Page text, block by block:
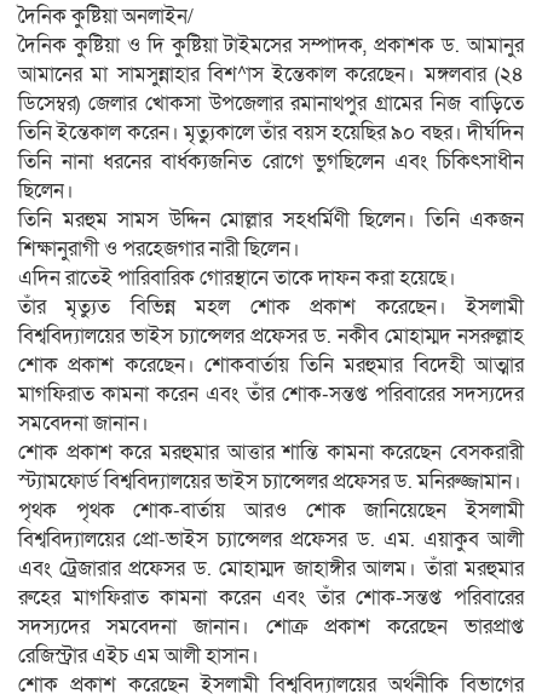
দৈনিক কুষ্টিয়া অনলাইন/
দৈনিক কুষ্টিয়া ও দি কুষ্টিয়া টাইমসের সম্পাদক, প্রকাশক ড. আমানুর
আমানের মা সামসুন্নাহার বিশ^াস ইন্তেকাল করেছেন। মঙ্গলবার (২৪
ডিসেম্বর) জেলার খোকসা উপজেলার রমানাথপুর গ্রামের নিজ বাড়িতে
তিনি ইন্তেকাল করেন। মৃত্যুকালে তাঁর বয়স হয়েছির ৯০ বছর। দীর্ঘদিন
তিনি নানা ধরনের বার্ধক্যজনিত রোগে ভুগছিলেন এবং চিকিৎসাধীন
ছিলেন।
তিনি মরহুম সামস উদ্দিন মোল্লার সহধর্মিণী ছিলেন। তিনি একজন
শিক্ষানুরাগী ও পরহেজগার নারী ছিলেন।
এদিন রাতেই পারিবারিক গোরস্থানে তাকে দাফন করা হয়েছে।
তাঁর মৃত্যুত বিভিন্ন মহল শোক প্রকাশ করেছেন। ইসলামী
বিশ্ববিদ্যালয়ের ভাইস চ্যান্সেলর প্রফেসর ড. নকীব মোহাম্মদ নসরুল্লাহ
শোক প্রকাশ করেছেন। শোকবার্তায় তিনি মরহুমার বিদেহী আত্মার
মাগফিরাত কামনা করেন এবং তাঁর শোক-সন্তপ্ত পরিবারের সদস্যদের
সমবেদনা জানান।
শোক প্রকাশ করে মরহুমার আত্তার শান্তি কামনা করেছেন বেসকরারী
স্ট্যামফোর্ড বিশ্ববিদ্যালয়ের ভাইস চ্যান্সেলর প্রফেসর ড. মনিরুজ্জামান।
পৃথক পৃথক শোক-বার্তায় আরও শোক জানিয়েছেন ইসলামী
বিশ্ববিদ্যালয়ের প্রো-ভাইস চ্যান্সেলর প্রফেসর ড. এম. এয়াকুব আলী
এবং ট্রেজারার প্রফেসর ড. মোহাম্মদ জাহাঙ্গীর আলম। তাঁরা মরহুমার
রুহের মাগফিরাত কামনা করেন এবং তাঁর শোক-সন্তপ্ত পরিবারের
সদস্যদের সমবেদনা জানান। শোক্র প্রকাশ করেছেন ভারপ্রাপ্ত
রেজিস্ট্রার এইচ এম আলী হাসান।
শোক প্রকাশ করেছেন ইসলামী বিশ্ববিদ্যালয়ের অর্থনীকি বিভাগের